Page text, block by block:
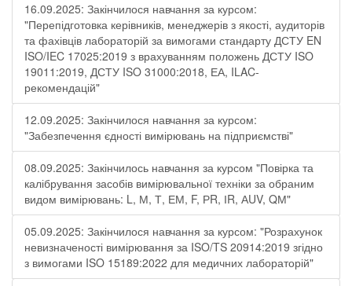
16.09.2025: Закінчилося навчання за курсом:
"Перепідготовка керівників, менеджерів з якості, аудиторів
та фахівців лабораторій за вимогами стандарту ДСТУ EN
ISO/IEC 17025:2019 з врахуванням положень ДСТУ ISO
19011:2019, ДСТУ ISO 31000:2018, ЕА, ILAC-
рекомендацій"
12.09.2025: Закінчилося навчання за курсом:
"Забезпечення єдності вимірювань на підприємстві"
08.09.2025: Закінчилось навчання за курсом "Повірка та
калібрування засобів вимірювальної техніки за обраним
видом вимірювань: L, М, Т, ЕМ, F, РR, ІR, АUV, QМ"
05.09.2025: Закінчилося навчання за курсом: "Розрахунок
невизначеності вимірювання за ISO/TS 20914:2019 згідно
з вимогами ISO 15189:2022 для медичних лабораторій"